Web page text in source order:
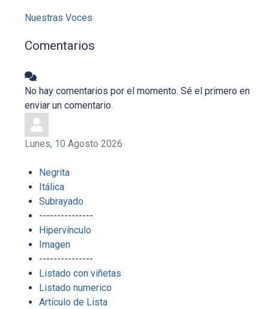
Nuestras Voces
Comentarios
No hay comentarios por el momento. Sé el primero en
enviar un comentario.
Lunes, 10 Agosto 2026
Negrita
Itálica
Subrayado
---------------
Hipervínculo
Imagen
---------------
Listado con viñetas
Listado numerico
Artículo de Lista